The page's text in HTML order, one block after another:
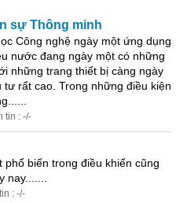
sự Thông minh
Công nghệ ngày một ứng dụng
nước đang ngày một có những
những trang thiết bị càng ngày
rất cao. Trong những điều kiện
tin : -/-
biến trong điều khiển cũng
: -/-